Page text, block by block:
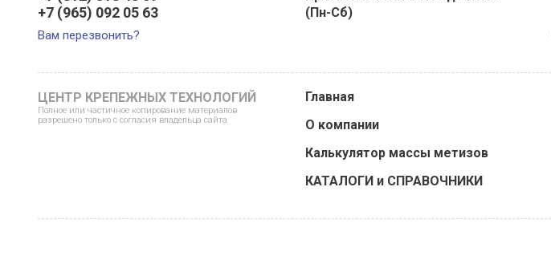
+7 (965) 092 05 63
Вам перезвонить?
(Пн-Сб)
ЦЕНТР КРЕПЕЖНЫХ ТЕХНОЛОГИЙ
Полное или частичное копирование материалов
разрешено только с согласия владельца сайта
Главная
О компании
Калькулятор массы метизов
КАТАЛОГИ и СПРАВОЧНИКИ